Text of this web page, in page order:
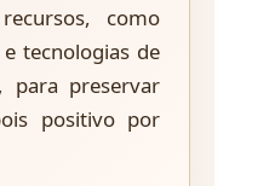
como
tecnologias de
para preservar
positivo por